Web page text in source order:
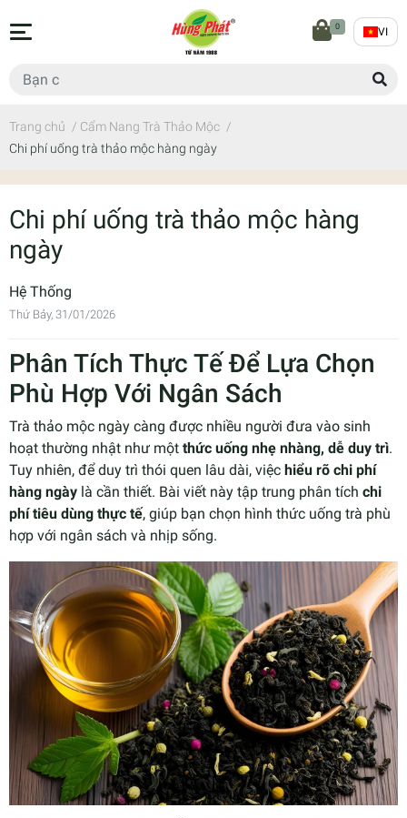
0 VI
Trang chủ / Cẩm Nang Trà Thảo Mộc /
Chi phí uống trà thảo mộc hàng ngày
Chi phí uống trà thảo mộc hàng
ngày
Hệ Thống
Thứ Bảy, 31/01/2026
Phân Tích Thực Tế Để Lựa Chọn
Phù Hợp Với Ngân Sách
Trà thảo mộc ngày càng được nhiều người đưa vào sinh
hoạt thường nhật như một thức uống nhẹ nhàng, dễ duy trì.
Tuy nhiên, để duy trì thói quen lâu dài, việc hiểu rõ chi phí
hàng ngày là cần thiết. Bài viết này tập trung phân tích chi
phí tiêu dùng thực tế, giúp bạn chọn hình thức uống trà phù
hợp với ngân sách và nhịp sống.